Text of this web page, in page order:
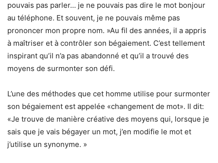
pouvais pas parler… je ne pouvais pas dire le mot bonjour
au téléphone. Et souvent, je ne pouvais même pas
prononcer mon propre nom. »Au fil des années, il a appris
à maîtriser et à contrôler son bégaiement. C’est tellement
inspirant qu’il n’a pas abandonné et qu’il a trouvé des
moyens de surmonter son défi.
L’une des méthodes que cet homme utilise pour surmonter
son bégaiement est appelée «changement de mot». Il dit:
«Je trouve de manière créative des moyens qui, lorsque je
sais que je vais bégayer un mot, j’en modifie le mot et
j’utilise un synonyme. »